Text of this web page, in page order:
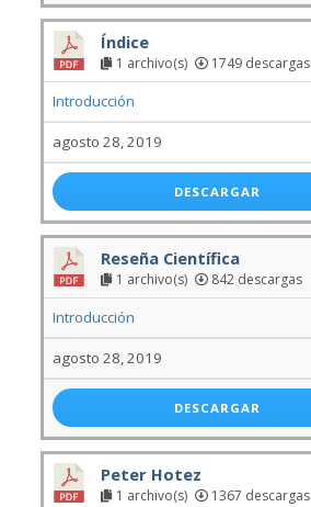
Índice
1 archivo(s) 1749 descargas
Introducción
agosto 28, 2019
DESCARGAR
Reseña Científica
1 archivo(s) 842 descargas
Introducción
agosto 28, 2019
DESCARGAR
Peter Hotez
1 archivo(s) 1367 descargas